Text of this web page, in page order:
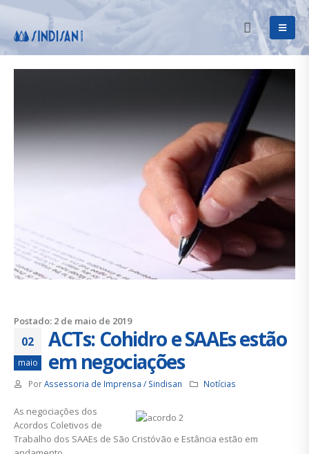
Postado: 2 de maio de 2019
02
maio
ACTs: Cohidro e SAAEs estão
em negociações
PorAssessoria de Imprensa / Sindisan Notícias
As negociações dos
Acordos Coletivos de
Trabalho dos SAAEs de São Cristóvão e Estância estão em